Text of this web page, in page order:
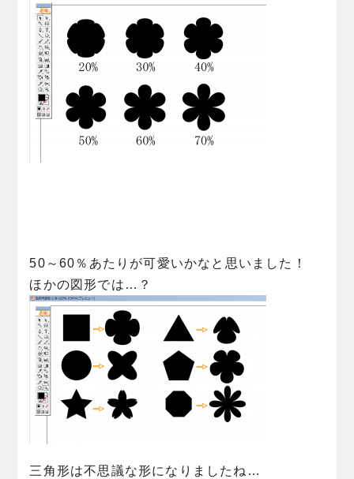
50～60％あたりが可愛いかなと思いました！
ほかの図形では…？
三角形は不思議な形になりましたね…